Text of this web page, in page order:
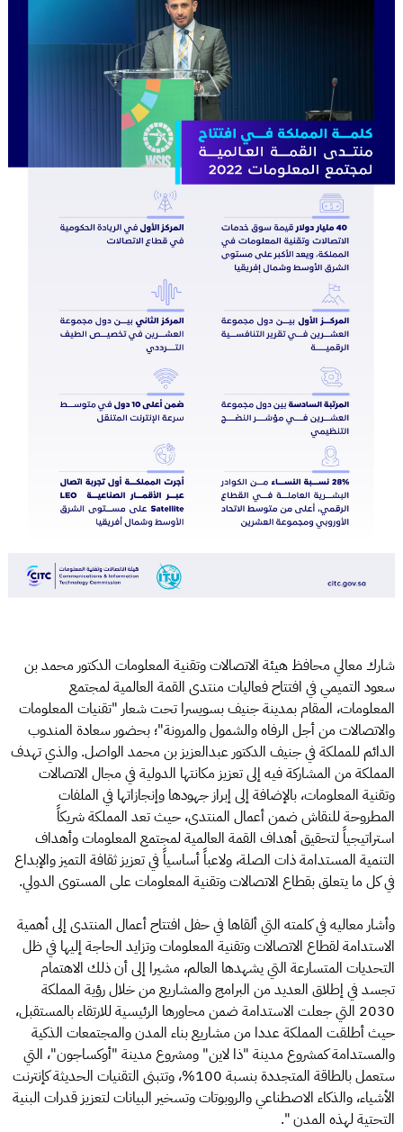
شارك معالي محافظ هيئة الاتصالات وتقنية المعلومات الدكتور محمد بن
سعود التميمي في افتتاح فعاليات منتدى القمة العالمية لمجتمع
المعلومات، المقام بمدينة جنيف بسويسرا تحت شعار "تقنيات المعلومات
والاتصالات من أجل الرفاه والشمول والمرونة"؛ بحضور سعادة المندوب
الدائم للمملكة في جنيف الدكتور عبدالعزيز بن محمد الواصل. والذي تهدف
المملكة من المشاركة فيه إلى تعزيز مكانتها الدولية في مجال الاتصالات
وتقنية المعلومات، بالإضافة إلى إبراز جهودها وإنجازاتها في الملفات
المطروحة للنقاش ضمن أعمال المنتدى، حيث تعد المملكة شريكاً
استراتيجياً لتحقيق أهداف القمة العالمية لمجتمع المعلومات وأهداف
التنمية المستدامة ذات الصلة، ولاعباً أساسياً في تعزيز ثقافة التميز والإبداع
في كل ما يتعلق بقطاع الاتصالات وتقنية المعلومات على المستوى الدولي.
وأشار معاليه في كلمته التي ألقاها في حفل افتتاح أعمال المنتدى إلى أهمية
الاستدامة لقطاع الاتصالات وتقنية المعلومات وتزايد الحاجة إليها في ظل
التحديات المتسارعة التي يشهدها العالم، مشيرا إلى أن ذلك الاهتمام
تجسد في إطلاق العديد من البرامج والمشاريع من خلال رؤية المملكة
2030 التي جعلت الاستدامة ضمن محاورها الرئيسية للارتقاء بالمستقبل،
حيث أطلقت المملكة عددا من مشاريع بناء المدن والمجتمعات الذكية
والمستدامة كمشروع مدينة "ذا لاين" ومشروع مدينة "أوكساجون"، التي
ستعمل بالطاقة المتجددة بنسبة 100%، وتتبنى التقنيات الحديثة كإنترنت
الأشياء، والذكاء الاصطناعي والروبوتات وتسخير البيانات لتعزيز قدرات البنية
التحتية لهذه المدن ".